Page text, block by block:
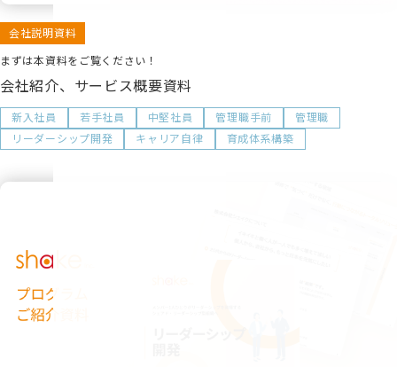
会社説明資料
まずは本資料をご覧ください！
会社紹介、サービス概要資料
新入社員 若手社員 中堅社員 管理職手前
管理職
リーダーシップ開発
キャリア自律 育成体系構築